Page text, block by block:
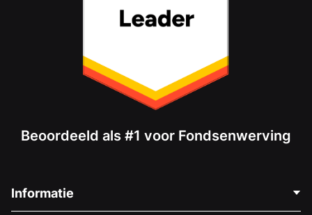
Beoordeeld als #1 voor Fondsenwerving
Informatie